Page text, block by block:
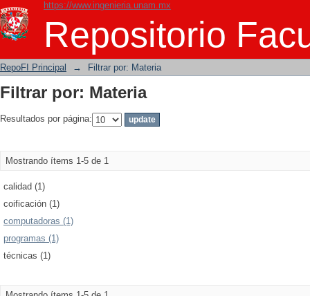
https://www.ingenieria.unam.mx
Repositorio
Filtrar por: Materia
RepoFI Principal → Filtrar por: Materia
Filtrar por: Materia
Resultados por página:
Mostrando ítems 1-5 de 1
calidad (1)
coificación (1)
computadoras (1)
programas (1)
técnicas (1)